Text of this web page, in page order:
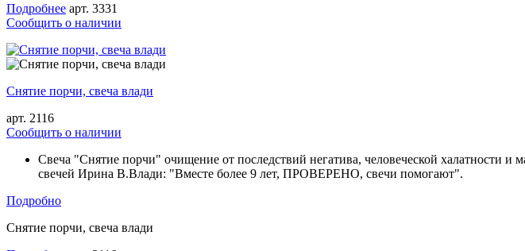
Подробнее арт. 3331
Cообщить о наличии
Снятие порчи, свеча влади
арт. 2116
Cообщить о наличии
Свеча "Снятие порчи" очищение от последствий негатива, человеческой халатности
свечей Ирина В.Влади: "Вместе более 9 лет, ПРОВЕРЕНО, свечи помогают".
Подробно
Снятие порчи, свеча влади